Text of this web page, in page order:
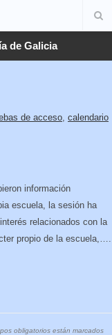
de Galicia
de acceso, calendario
información
escuela, la sesión ha
relacionados con la
propio de la escuela,….
obligatorios están marcados